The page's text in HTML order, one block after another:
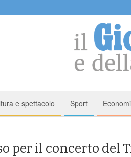
e spettacolo Sport
per il concerto del